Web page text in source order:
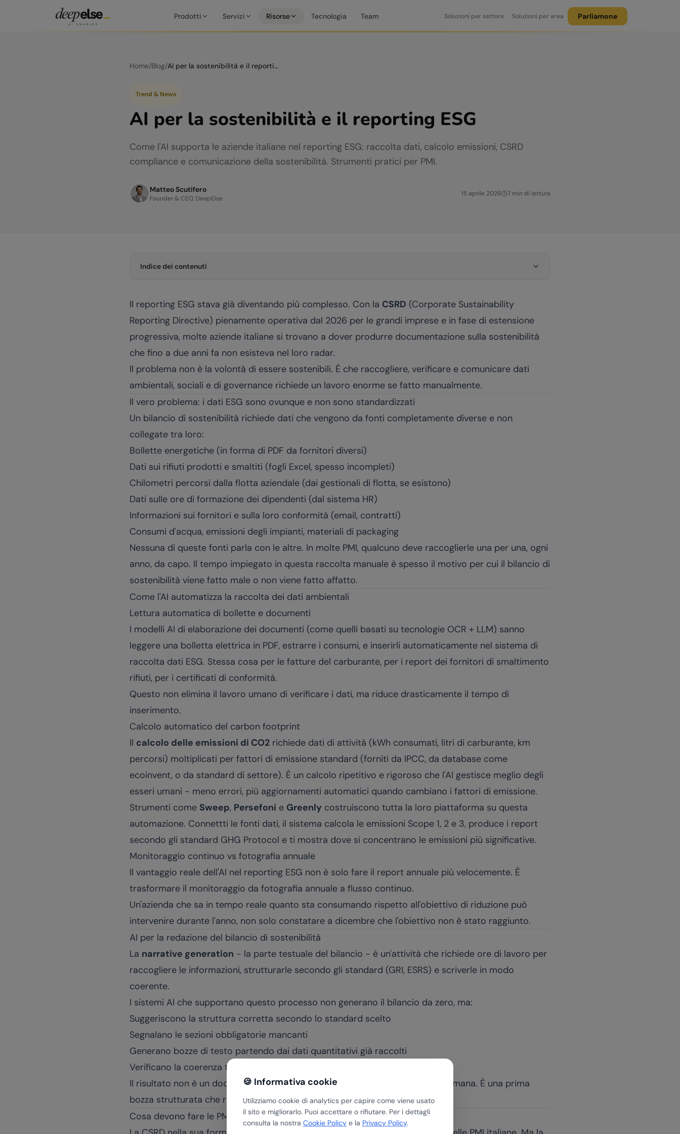
🍪 Informativa cookie
Utilizziamo cookie di analytics per capire come viene usato
il sito e migliorarlo. Puoi accettare o rifiutare. Per i dettagli
consulta la nostra Cookie Policy e la Privacy Policy.
Prodotti Servizi Risorse Tecnologia Team Soluzioni per settore Soluzioni per area Parliamone
Home/Blog/ AI per la sostenibilità e il reporting ESG
Trend & News
AI per la sostenibilità e il reporting ESG
Come l'AI supporta le aziende italiane nel reporting ESG: raccolta dati, calcolo emissioni, CSRD
compliance e comunicazione della sostenibilità. Strumenti pratici per PMI.
Matteo Scutifero
Founder & CEO, DeepElse
15 aprile 2026 7 min di lettura
Indice dei contenuti
Il reporting ESG stava già diventando più complesso. Con la CSRD (Corporate Sustainability
Reporting Directive) pienamente operativa dal 2026 per le grandi imprese e in fase di estensione
progressiva, molte aziende italiane si trovano a dover produrre documentazione sulla sostenibilità
che fino a due anni fa non esisteva nel loro radar.
Il problema non è la volontà di essere sostenibili. È che raccogliere, verificare e comunicare dati
ambientali, sociali e di governance richiede un lavoro enorme se fatto manualmente.
Il vero problema: i dati ESG sono ovunque e non sono standardizzati
Un bilancio di sostenibilità richiede dati che vengono da fonti completamente diverse e non
collegate tra loro:
Bollette energetiche (in forma di PDF da fornitori diversi)
Dati sui rifiuti prodotti e smaltiti (fogli Excel, spesso incompleti)
Chilometri percorsi dalla flotta aziendale (dai gestionali di flotta, se esistono)
Dati sulle ore di formazione dei dipendenti (dal sistema HR)
Informazioni sui fornitori e sulla loro conformità (email, contratti)
Consumi d'acqua, emissioni degli impianti, materiali di packaging
Nessuna di queste fonti parla con le altre. In molte PMI, qualcuno deve raccoglierle una per una, ogni
anno, da capo. Il tempo impiegato in questa raccolta manuale è spesso il motivo per cui il bilancio di
sostenibilità viene fatto male o non viene fatto affatto.
Come l'AI automatizza la raccolta dei dati ambientali
Lettura automatica di bollette e documenti
I modelli AI di elaborazione dei documenti (come quelli basati su tecnologie OCR + LLM) sanno
leggere una bolletta elettrica in PDF, estrarre i consumi, e inserirli automaticamente nel sistema di
raccolta dati ESG. Stessa cosa per le fatture del carburante, per i report dei fornitori di smaltimento
rifiuti, per i certificati di conformità.
Questo non elimina il lavoro umano di verificare i dati, ma riduce drasticamente il tempo di
inserimento.
Calcolo automatico del carbon footprint
Il calcolo delle emissioni di CO2 richiede dati di attività (kWh consumati, litri di carburante, km
percorsi) moltiplicati per fattori di emissione standard (forniti da IPCC, da database come
ecoinvent, o da standard di settore). È un calcolo ripetitivo e rigoroso che l'AI gestisce meglio degli
esseri umani - meno errori, più aggiornamenti automatici quando cambiano i fattori di emissione.
Strumenti come Sweep, Persefoni e Greenly costruiscono tutta la loro piattaforma su questa
automazione. Connettti le fonti dati, il sistema calcola le emissioni Scope 1, 2 e 3, produce i report
secondo gli standard GHG Protocol e ti mostra dove si concentrano le emissioni più significative.
Monitoraggio continuo vs fotografia annuale
Il vantaggio reale dell'AI nel reporting ESG non è solo fare il report annuale più velocemente. È
trasformare il monitoraggio da fotografia annuale a flusso continuo.
Un'azienda che sa in tempo reale quanto sta consumando rispetto all'obiettivo di riduzione può
intervenire durante l'anno, non solo constatare a dicembre che l'obiettivo non è stato raggiunto.
AI per la redazione del bilancio di sostenibilità
La narrative generation - la parte testuale del bilancio - è un'attività che richiede ore di lavoro per
raccogliere le informazioni, strutturarle secondo gli standard (GRI, ESRS) e scriverle in modo
coerente.
I sistemi AI che supportano questo processo non generano il bilancio da zero, ma:
Suggeriscono la struttura corretta secondo lo standard scelto
Segnalano le sezioni obbligatorie mancanti
Generano bozze di testo partendo dai dati quantitativi già raccolti
Verificano la coerenza tra dichiarazioni diverse nello stesso documento
Il risultato non è un documento pronto per la pubblicazione senza revisione umana. È una prima
bozza strutturata che riduce significativamente il tempo di redazione.
Cosa devono fare le PMI non ancora obbligate